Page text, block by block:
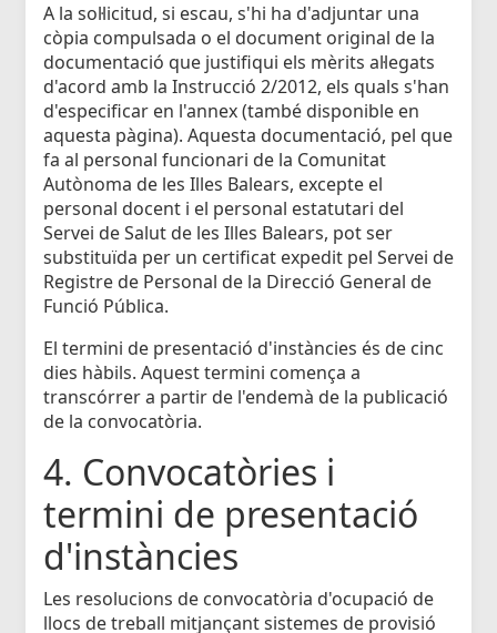
A la sol·licitud, si escau, s'hi ha d'adjuntar una
còpia compulsada o el document original de la
documentació que justifiqui els mèrits al·legats
d'acord amb la Instrucció 2/2012, els quals s'han
d'especificar en l'annex (també disponible en
aquesta pàgina). Aquesta documentació, pel que
fa al personal funcionari de la Comunitat
Autònoma de les Illes Balears, excepte el
personal docent i el personal estatutari del
Servei de Salut de les Illes Balears, pot ser
substituïda per un certificat expedit pel Servei de
Registre de Personal de la Direcció General de
Funció Pública.
El termini de presentació d'instàncies és de cinc
dies hàbils. Aquest termini comença a
transcórrer a partir de l'endemà de la publicació
de la convocatòria.
4. Convocatòries i
termini de presentació
d'instàncies
Les resolucions de convocatòria d'ocupació de
llocs de treball mitjançant sistemes de provisió